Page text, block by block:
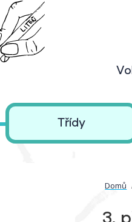
Třídy
Domů